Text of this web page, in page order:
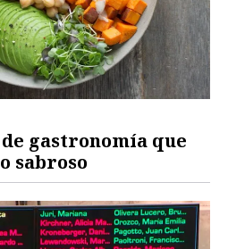
gastronomía que
sabroso